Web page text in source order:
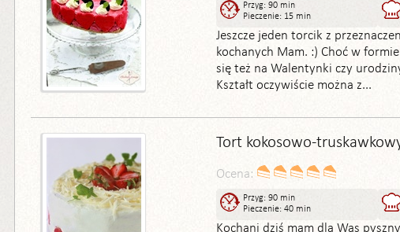
Przyg: 90 min
Pieczenie: 15 min
Jeszcze jeden torcik z
kochanych Mam. :) Choć w
się też na Walentynki czy
Kształt oczywiście można z...
Tort kokosowo-
Ocena:
Przyg: 90 min
Pieczenie: 40 min
Kochani dziś mam dla Was